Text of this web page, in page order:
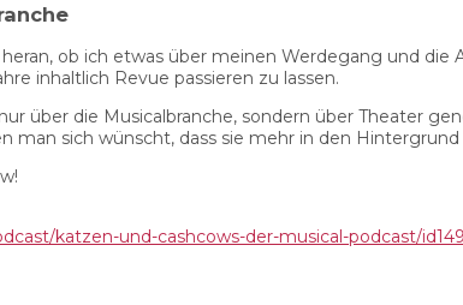
ob ich etwas über meinen Werdegang und
inhaltlich Revue passieren zu lassen.
über die Musicalbranche, sondern über Theater
man sich wünscht, dass sie mehr in den
katzen-und-cashcows-der-musical-podcast/